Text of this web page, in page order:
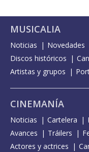
MUSICALIA
Noticias Novedades
Discos históricos
Artistas y grupos
CINEMANÍA
Noticias Cartelera
Avances
Tráilers
Actores y actrices